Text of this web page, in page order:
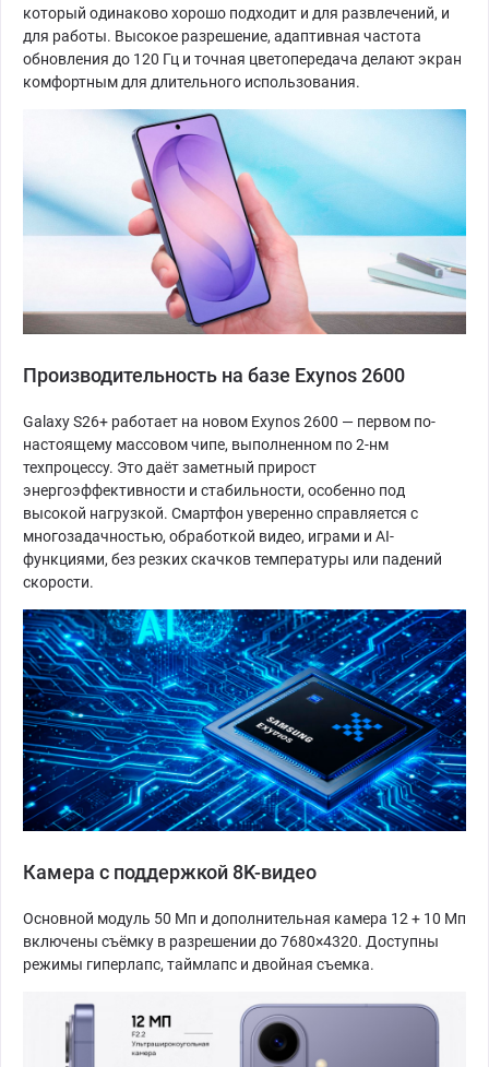
который одинаково хорошо подходит и для развлечений, и
для работы. Высокое разрешение, адаптивная частота
обновления до 120 Гц и точная цветопередача делают экран
комфортным для длительного использования.
Производительность на базе Exynos 2600
Galaxy S26+ работает на новом Exynos 2600 — первом по-
настоящему массовом чипе, выполненном по 2-нм
техпроцессу. Это даёт заметный прирост
энергоэффективности и стабильности, особенно под
высокой нагрузкой. Смартфон уверенно справляется с
многозадачностью, обработкой видео, играми и AI-
функциями, без резких скачков температуры или падений
скорости.
Камера с поддержкой 8K-видео
Основной модуль 50 Мп и дополнительная камера 12 + 10 Мп
включены съёмку в разрешении до 7680×4320. Доступны
режимы гиперлапс, таймлапс и двойная съемка.